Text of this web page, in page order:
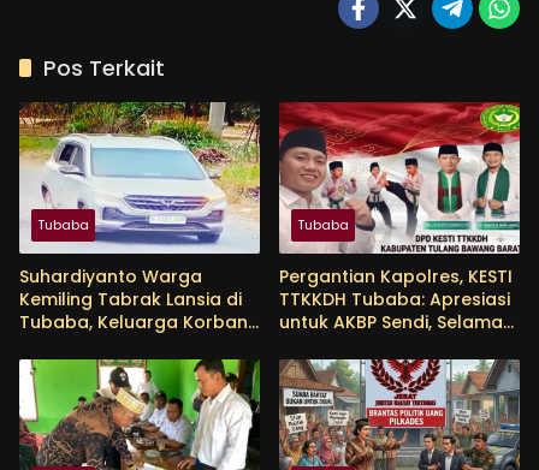
Pos Terkait
Tubaba
Suhardiyanto Warga
Kemiling Tabrak Lansia di
Tubaba, Keluarga Korban
Tubaba
Pergantian Kapolres, KESTI
TTKKDH Tubaba: Apresiasi
untuk AKBP Sendi, Selamat
Himmawan